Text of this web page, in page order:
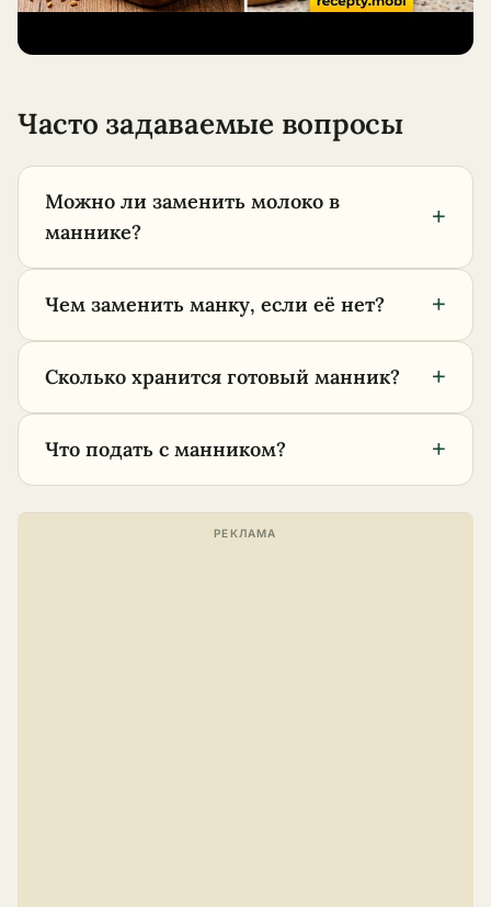
Часто задаваемые вопросы
Можно ли заменить молоко в
маннике?
+
Чем заменить манку, если её нет? +
Сколько хранится готовый манник? +
Что подать с манником? +